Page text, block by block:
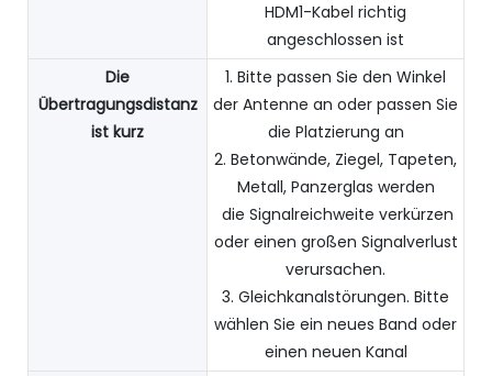
HDM1-Kabel richtig
angeschlossen ist
Die
Übertragungsdistanz
ist kurz
1. Bitte passen Sie den Winkel
der Antenne an oder passen Sie
die Platzierung an
2. Betonwände, Ziegel, Tapeten,
Metall, Panzerglas werden
die Signalreichweite verkürzen
oder einen großen Signalverlust
verursachen.
3. Gleichkanalstörungen. Bitte
wählen Sie ein neues Band oder
einen neuen Kanal